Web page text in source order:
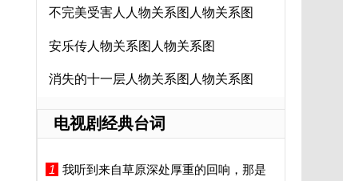
不完美受害人人物关系图人物关系图
安乐传人物关系图人物关系图
消失的十一层人物关系图人物关系图
电视剧经典台词
1
我听到来自草原深处厚重的回响，那是